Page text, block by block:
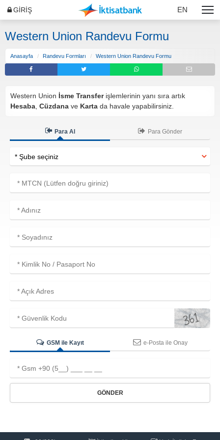
GİRİŞ EN
Western Union Randevu Formu
Anasayfa Randevu Formları Western Union Randevu Formu
Western Union İsme Transferişlemlerinin yanı sıra artık
Hesaba Cüzdana ve Karta da havale yapabilirsiniz.
Para Al Para Gönder
GSM ile Kayıt e-Posta ile Onay
GÖNDER